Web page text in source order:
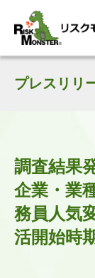
サービス紹介
選ばれる理由
知る・学ぶ
導入事例
企業情報
採用情報
IR情報
お問い合わせ
プレスリリ
調査結果
企業・業
務員人気
活開始時